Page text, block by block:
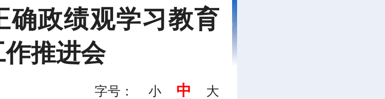
确政绩观学习教育
推进会
字号： 小 中 大